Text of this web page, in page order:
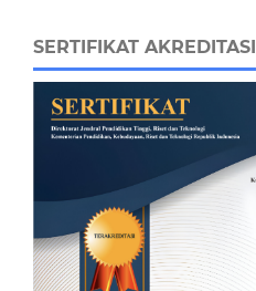
SERTIFIKAT AKREDITASI